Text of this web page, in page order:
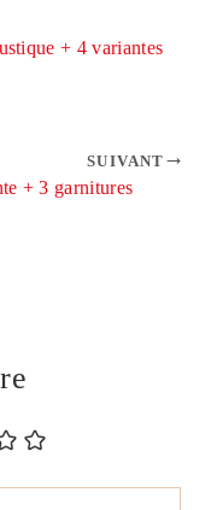
+ 4 variantes
SUIVANT
+ 3 garnitures